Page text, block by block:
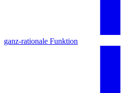
ganz-rationale Funktion